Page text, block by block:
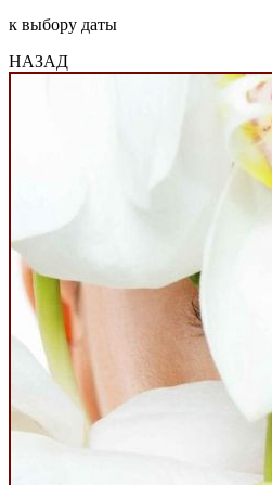
к выбору даты
НАЗАД